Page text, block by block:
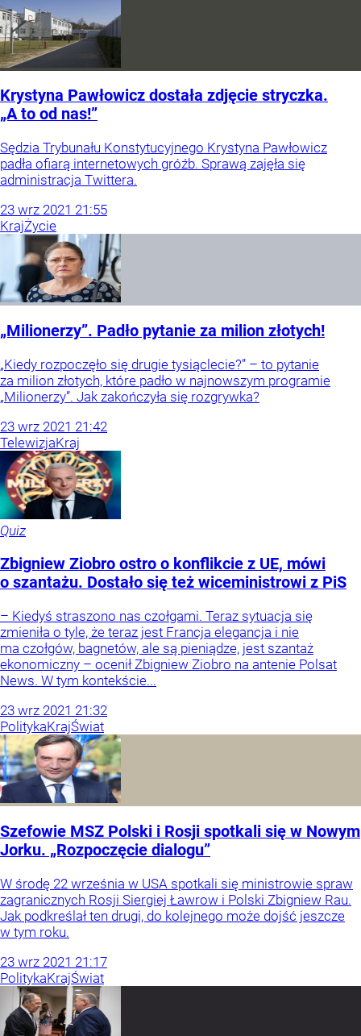
Krystyna Pawłowicz dostała zdjęcie stryczka.
„A to od nas!”
Sędzia Trybunału Konstytucyjnego Krystyna Pawłowicz
padła ofiarą internetowych gróźb. Sprawą zajęła się
administracja Twittera.
23 wrz 2021 21:55
KrajŻycie
„Milionerzy”. Padło pytanie za milion złotych!
„Kiedy rozpoczęło się drugie tysiąclecie?” – to pytanie
za milion złotych, które padło w najnowszym programie
„Milionerzy”. Jak zakończyła się rozgrywka?
23 wrz 2021 21:42
TelewizjaKraj
Quiz
Zbigniew Ziobro ostro o konflikcie z UE, mówi
o szantażu. Dostało się też wiceministrowi z PiS
– Kiedyś straszono nas czołgami. Teraz sytuacja się
zmieniła o tyle, że teraz jest Francja elegancja i nie
ma czołgów, bagnetów, ale są pieniądze, jest szantaż
ekonomiczny – ocenił Zbigniew Ziobro na antenie Polsat
News. W tym kontekście...
23 wrz 2021 21:32
PolitykaKrajŚwiat
Szefowie MSZ Polski i Rosji spotkali się w Nowym
Jorku. „Rozpoczęcie dialogu”
W środę 22 września w USA spotkali się ministrowie spraw
zagranicznych Rosji Siergiej Ławrow i Polski Zbigniew Rau.
Jak podkreślał ten drugi, do kolejnego może dojść jeszcze
w tym roku.
23 wrz 2021 21:17
PolitykaKrajŚwiat